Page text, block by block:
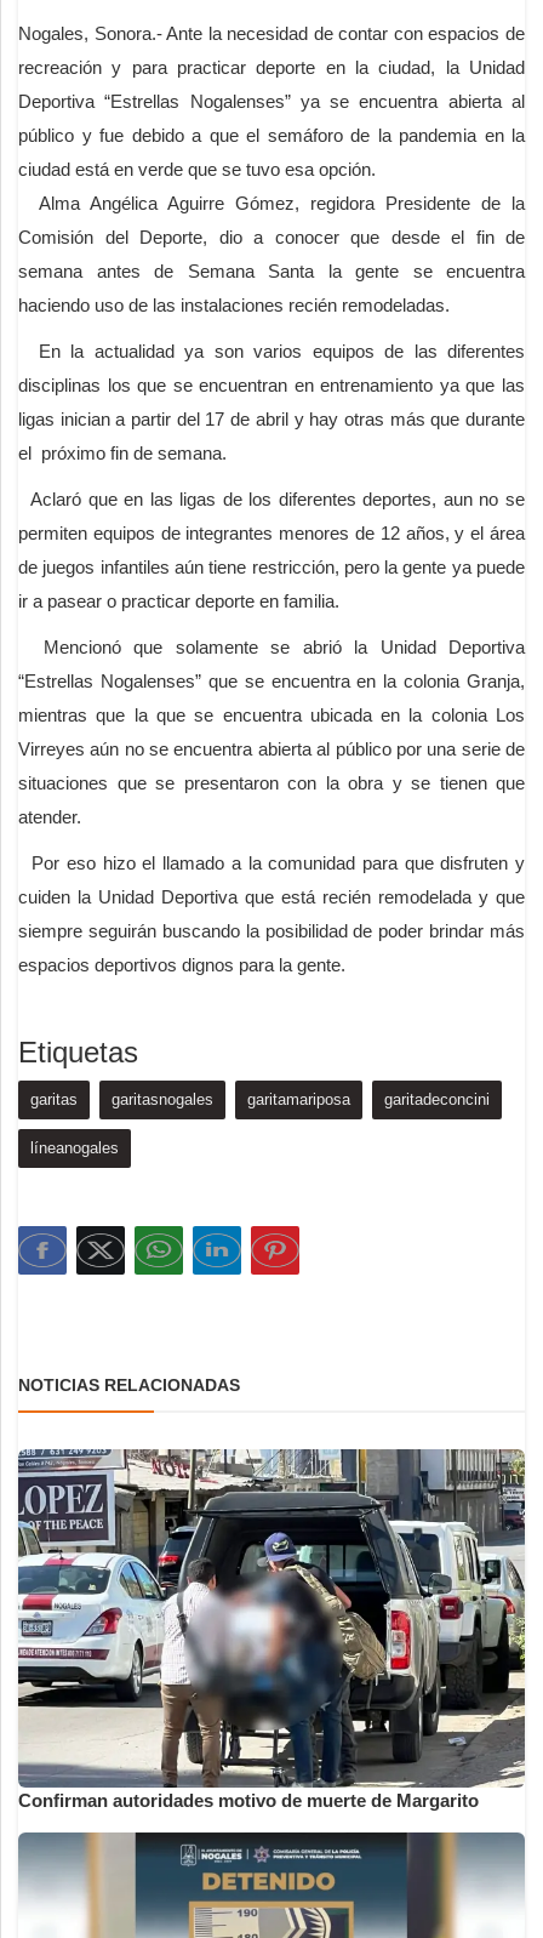
Nogales, Sonora.- Ante la necesidad de contar con espacios de
recreación y para practicar deporte en la ciudad, la Unidad
Deportiva “Estrellas Nogalenses” ya se encuentra abierta al
público y fue debido a que el semáforo de la pandemia en la
ciudad está en verde que se tuvo esa opción.
Alma Angélica Aguirre Gómez, regidora Presidente de la
Comisión del Deporte, dio a conocer que desde el fin de
semana antes de Semana Santa la gente se encuentra
haciendo uso de las instalaciones recién remodeladas.
En la actualidad ya son varios equipos de las diferentes
disciplinas los que se encuentran en entrenamiento ya que las
ligas inician a partir del 17 de abril y hay otras más que durante
el próximo fin de semana.
Aclaró que en las ligas de los diferentes deportes, aun no se
permiten equipos de integrantes menores de 12 años, y el área
de juegos infantiles aún tiene restricción, pero la gente ya puede
ir a pasear o practicar deporte en familia.
Mencionó que solamente se abrió la Unidad Deportiva
“Estrellas Nogalenses” que se encuentra en la colonia Granja,
mientras que la que se encuentra ubicada en la colonia Los
Virreyes aún no se encuentra abierta al público por una serie de
situaciones que se presentaron con la obra y se tienen que
atender.
Por eso hizo el llamado a la comunidad para que disfruten y
cuiden la Unidad Deportiva que está recién remodelada y que
siempre seguirán buscando la posibilidad de poder brindar más
espacios deportivos dignos para la gente.
Etiquetas
garitas garitasnogales garitamariposa garitadeconcini
líneanogales
NOTICIAS RELACIONADAS
Confirman autoridades motivo de muerte de Margarito